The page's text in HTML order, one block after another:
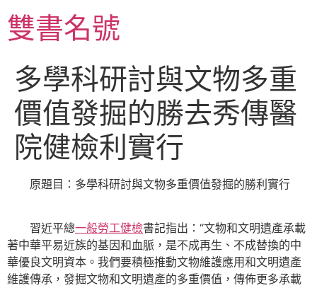
至
主雙書名號
多學科研討與文物多重
價值發掘的勝去秀傳醫
院健檢利實行
原題目：多學科研討與文物多重價值發掘的勝利實行
習近平總一般勞工健檢書記指出：“文物和文明遺產承載
著中華平易近族的基因和血脈，是不成再生、不成替換的中
華優良文明資本。我們要積極推動文物維護應用和文明遺產
維護傳承，發掘文物和文明遺產的多重價值，傳佈更多承載